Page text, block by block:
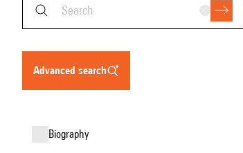
advanced search
biography